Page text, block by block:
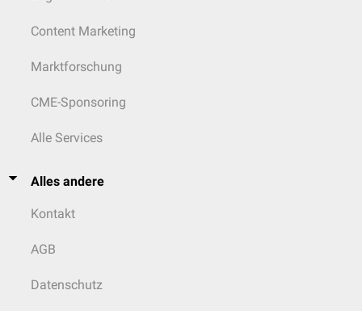
Content Marketing
Marktforschung
CME-Sponsoring
Alle Services
Alles andere
Kontakt
AGB
Datenschutz